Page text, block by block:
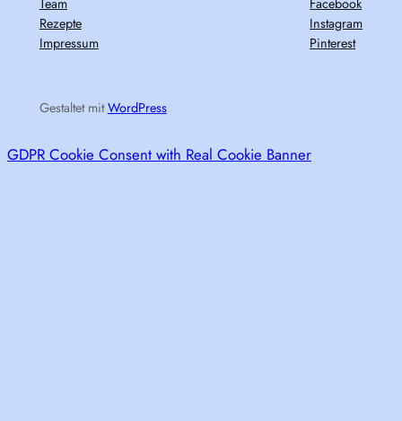
Team
Rezepte
Impressum
Facebook
Instagram
Pinterest
Gestaltet mitWordPress
GDPR Cookie Consent with Real Cookie Banner